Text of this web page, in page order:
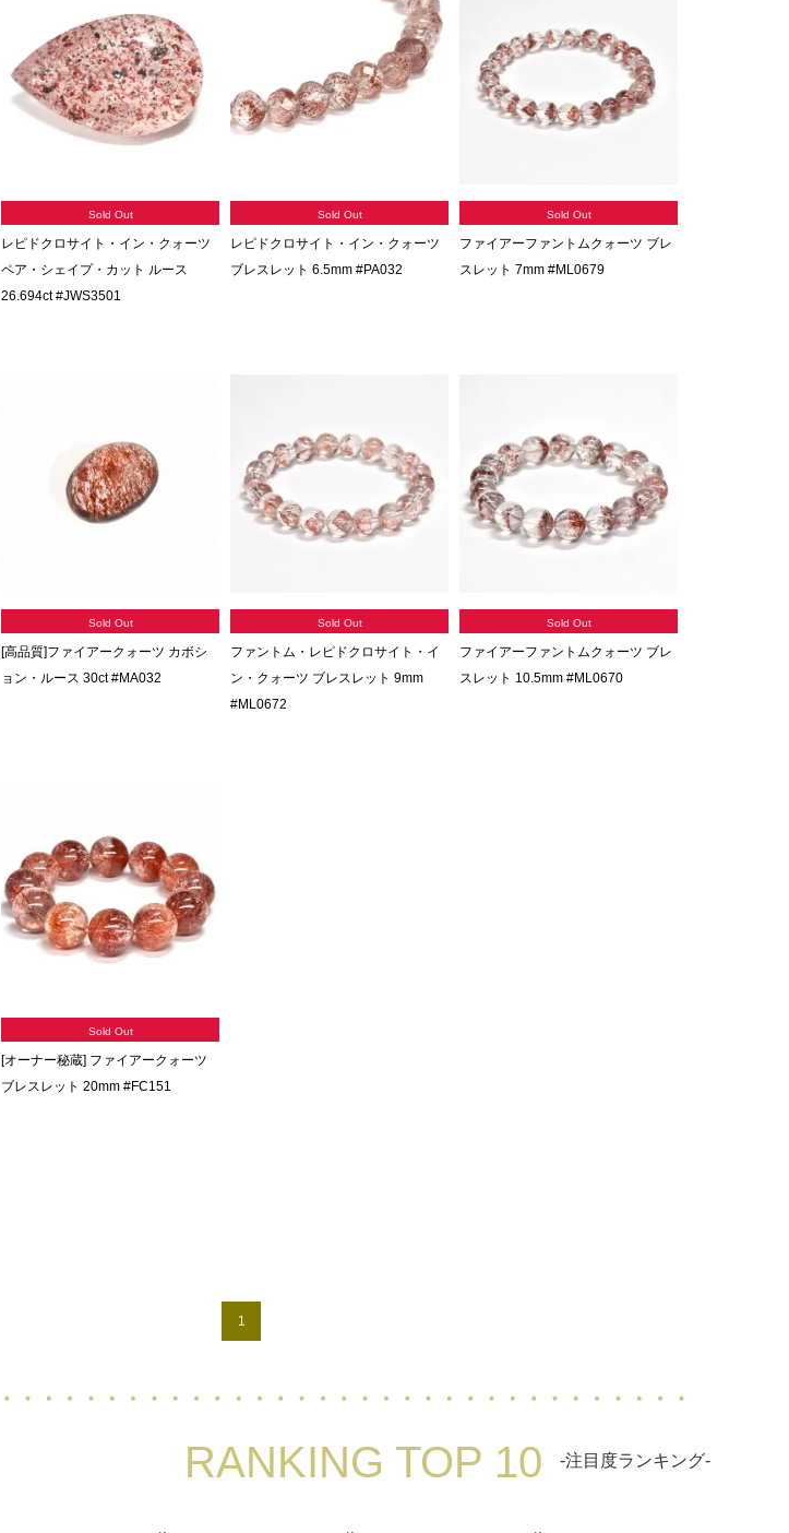
Sold Out
レピドクロサイト・イン・クォーツ
ペア・シェイプ・カット ルース
26.694ct #JWS3501
Sold Out
レピドクロサイト・イン・クォーツ
ブレスレット 6.5mm #PA032
Sold Out
ファイアーファントムクォーツ ブレ
スレット 7mm #ML0679
Sold Out
[高品質]ファイアークォーツ カボシ
ョン・ルース 30ct #MA032
Sold Out
ファントム・レピドクロサイト・イ
ン・クォーツ ブレスレット 9mm
#ML0672
Sold Out
ファイアーファントムクォーツ ブレ
スレット 10.5mm #ML0670
Sold Out
[オーナー秘蔵] ファイアークォーツ
ブレスレット 20mm #FC151
1
RANKING TOP 10 -注目度ランキング-